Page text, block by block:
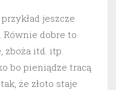
jeszcze
dobre to
zboża itd. itp.
bo pieniądze tracą
że złoto staje